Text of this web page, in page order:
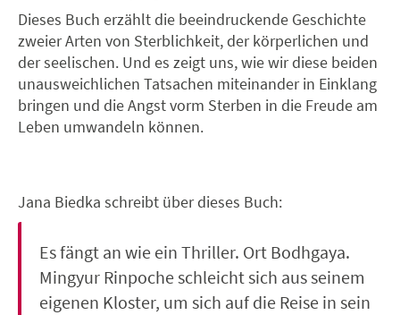
Dieses Buch erzählt die beeindruckende Geschichte
zweier Arten von Sterblichkeit, der körperlichen und
der seelischen. Und es zeigt uns, wie wir diese beiden
unausweichlichen Tatsachen miteinander in Einklang
bringen und die Angst vorm Sterben in die Freude am
Leben umwandeln können.
Jana Biedka schreibt über dieses Buch:
Es fängt an wie ein Thriller. Ort Bodhgaya.
Mingyur Rinpoche schleicht sich aus seinem
eigenen Kloster, um sich auf die Reise in sein